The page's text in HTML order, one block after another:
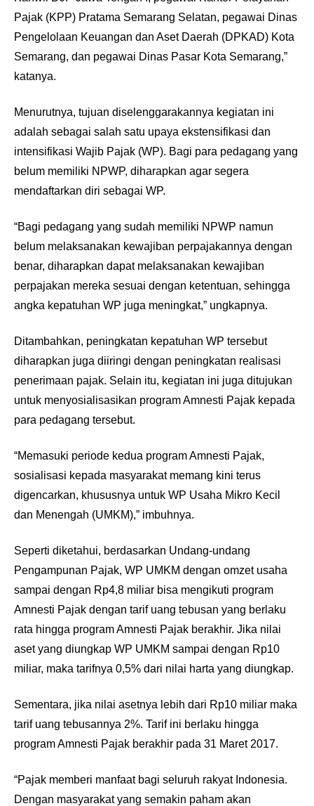
Pajak (KPP) Pratama Semarang Selatan, pegawai Dinas
Pengelolaan Keuangan dan Aset Daerah (DPKAD) Kota
Semarang, dan pegawai Dinas Pasar Kota Semarang,”
katanya.
Menurutnya, tujuan diselenggarakannya kegiatan ini
adalah sebagai salah satu upaya ekstensifikasi dan
intensifikasi Wajib Pajak (WP). Bagi para pedagang yang
belum memiliki NPWP, diharapkan agar segera
mendaftarkan diri sebagai WP.
“Bagi pedagang yang sudah memiliki NPWP namun
belum melaksanakan kewajiban perpajakannya dengan
benar, diharapkan dapat melaksanakan kewajiban
perpajakan mereka sesuai dengan ketentuan, sehingga
angka kepatuhan WP juga meningkat,” ungkapnya.
Ditambahkan, peningkatan kepatuhan WP tersebut
diharapkan juga diiringi dengan peningkatan realisasi
penerimaan pajak. Selain itu, kegiatan ini juga ditujukan
untuk menyosialisasikan program Amnesti Pajak kepada
para pedagang tersebut.
“Memasuki periode kedua program Amnesti Pajak,
sosialisasi kepada masyarakat memang kini terus
digencarkan, khususnya untuk WP Usaha Mikro Kecil
dan Menengah (UMKM),” imbuhnya.
Seperti diketahui, berdasarkan Undang-undang
Pengampunan Pajak, WP UMKM dengan omzet usaha
sampai dengan Rp4,8 miliar bisa mengikuti program
Amnesti Pajak dengan tarif uang tebusan yang berlaku
rata hingga program Amnesti Pajak berakhir. Jika nilai
aset yang diungkap WP UMKM sampai dengan Rp10
miliar, maka tarifnya 0,5% dari nilai harta yang diungkap.
Sementara, jika nilai asetnya lebih dari Rp10 miliar maka
tarif uang tebusannya 2%. Tarif ini berlaku hingga
program Amnesti Pajak berakhir pada 31 Maret 2017.
“Pajak memberi manfaat bagi seluruh rakyat Indonesia.
Dengan masyarakat yang semakin paham akan